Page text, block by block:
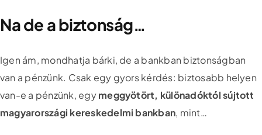
Na de a biztonság…
Igen ám, mondhatja bárki, de a bankban biztonságban
van a pénzünk. Csak egy gyors kérdés: biztosabb helyen
van-e a pénzünk, egymeggyötört, különadóktól sújtott
magyarországi kereskedelmi bankban, mint…